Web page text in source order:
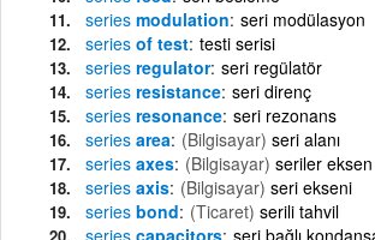
series modulation seri modülasyon
series of test testi serisi
series regulator seri regülatör
series resistance seri direnç
series resonance seri rezonans
series area (Bilgisayar) seri alanı
series axes (Bilgisayar) seriler eksen
series axis (Bilgisayar) seri ekseni
series bond (Ticaret) serili tahvil
series capacitors seri bağlı